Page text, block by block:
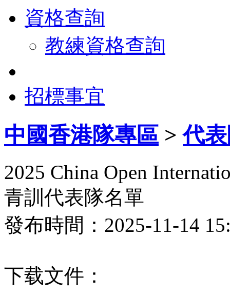
資格查詢
教練資格查詢
招標事宜
中國香港隊專區 >代
2025 China Open
青訓代表隊名單
發布時間：2025-11-14
下载文件：